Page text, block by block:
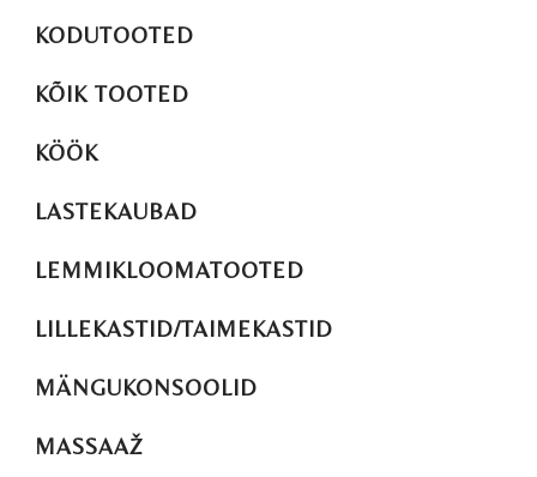
KODUTOOTED
KÕIK TOOTED
KÖÖK
LASTEKAUBAD
LEMMIKLOOMATOOTED
LILLEKASTID/TAIMEKASTID
MÄNGUKONSOOLID
MASSAAŽ